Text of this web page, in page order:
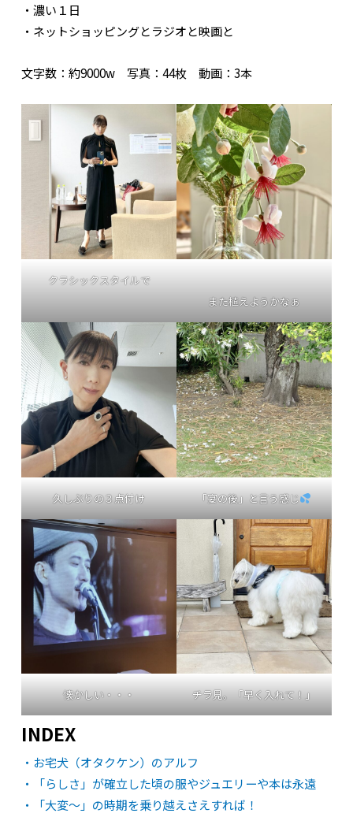
・濃い１日
・ネットショッピングとラジオと映画と
文字数：約9000w 写真：44枚 動画：3本
クラシックスタイルで
また植えようかなぁ
久しぶりの３点付け 「宴の後」と言う感じ
懐かしい・・・ チラ見。「早く入れて！」
INDEX
・お宅犬（オタクケン）のアルフ
・「らしさ」が確立した頃の服やジュエリーや本は永遠
・「大変〜」の時期を乗り越えさえすれば！